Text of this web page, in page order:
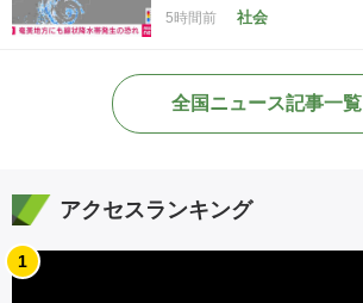
5時間前 社会
全国ニュース記事一覧
アクセスランキング
1